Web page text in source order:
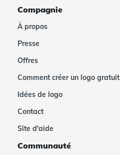
Compagnie
À propos
Presse
Offres
Comment créer un logo gratuit
Idées de logo
Contact
Site d'aide
Communauté